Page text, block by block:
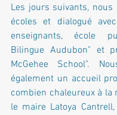
Les jours suivants, nous
écoles et dialogué
enseignants, école
Bilingue Audubon" et
McGehee School".
également un accueil
combien chaleureux à la
le maire Latoya